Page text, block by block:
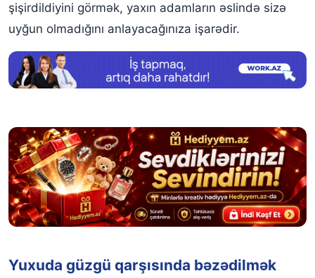
şişirdildiyini görmək, yaxın adamların əslində sizə
uyğun olmadığını anlayacağınıza işarədir.
Yuxuda güzgü qarşısında bəzədilmək